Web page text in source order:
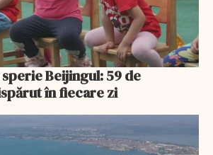
Beijingul: 59 de
în fiecare zi